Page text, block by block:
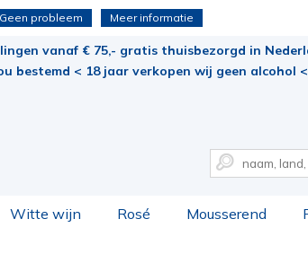
Geen probleem Meer informatie
vanaf € 75,- gratis thuisbezorgd in
bestemd < 18 jaar verkopen wij geen
Witte wijn Rosé Mousserend